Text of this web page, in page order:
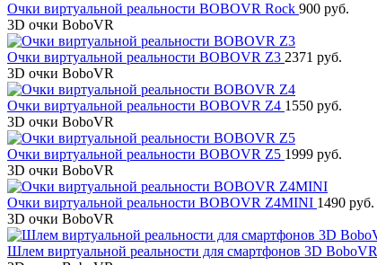
Очки виртуальной реальности BOBOVR Rock 900 руб.
3D очки BoboVR
Очки виртуальной реальности BOBOVR Z3 2371 руб.
3D очки BoboVR
Очки виртуальной реальности BOBOVR Z4 1550 руб.
3D очки BoboVR
Очки виртуальной реальности BOBOVR Z5 1999 руб.
3D очки BoboVR
Очки виртуальной реальности BOBOVR Z4MINI 1490 руб.
3D очки BoboVR
Шлем виртуальной реальности для смартфонов 3D BoboVR